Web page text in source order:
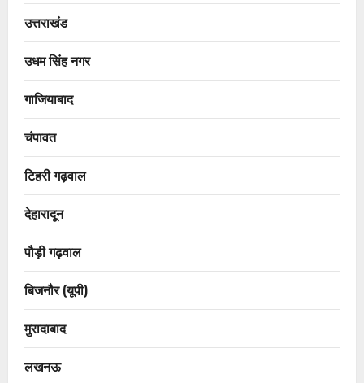
उत्तराखंड
उधम सिंह नगर
गाजियाबाद
चंपावत
टिहरी गढ़वाल
देहारादून
पौड़ी गढ़वाल
बिजनौर (यूपी)
मुरादाबाद
लखनऊ